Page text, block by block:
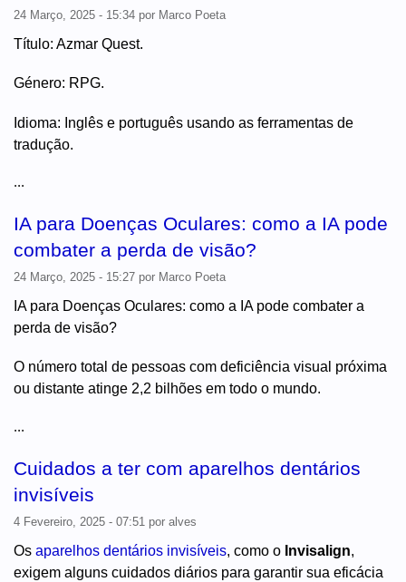
24 Março, 2025 - 15:34 por Marco Poeta
Título: Azmar Quest.
Género: RPG.
Idioma: Inglês e português usando as ferramentas de
tradução.
...
IA para Doenças Oculares: como a IA pode
combater a perda de visão?
24 Março, 2025 - 15:27 por Marco Poeta
IA para Doenças Oculares: como a IA pode combater a
perda de visão?
O número total de pessoas com deficiência visual próxima
ou distante atinge 2,2 bilhões em todo o mundo.
...
Cuidados a ter com aparelhos dentários
invisíveis
4 Fevereiro, 2025 - 07:51 por alves
Os aparelhos dentários invisíveis, como o Invisalign,
exigem alguns cuidados diários para garantir sua eficácia